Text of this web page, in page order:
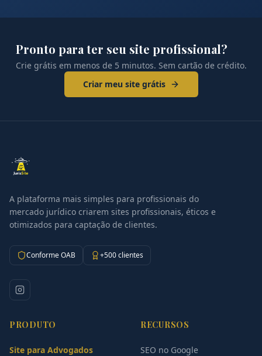
Pronto para ter seu site profissional?
Crie grátis em menos de 5 minutos. Sem cartão de crédito.
Criar meu site grátis
A plataforma mais simples para profissionais do
mercado jurídico criarem sites profissionais, éticos e
otimizados para captação de clientes.
Conforme OAB +500 clientes
PRODUTO
Site para Advogados
RECURSOS
SEO no Google